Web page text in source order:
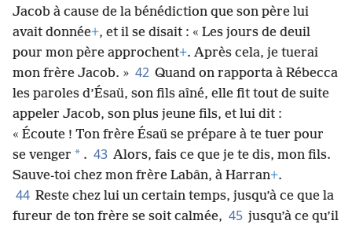
Jacob à cause de la bénédiction que son père lui
avait donnée+, et il se disait : « Les jours de deuil
pour mon père approchent+. Après cela, je tuerai
mon frère Jacob. » 42 Quand on rapporta à Rébecca
les paroles d’Ésaü, son fils aîné, elle fit tout de suite
appeler Jacob, son plus jeune fils, et lui dit :
« Écoute ! Ton frère Ésaü se prépare à te tuer pour
se venger * . 43 Alors, fais ce que je te dis, mon fils.
Sauve-toi chez mon frère Labân, à Harran+.
44 Reste chez lui un certain temps, jusqu’à ce que la
fureur de ton frère se soit calmée, 45 jusqu’à ce qu’il